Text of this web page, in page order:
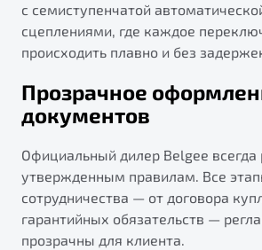
с семиступенчатой
сцеплениями, где каждое
происходить плавно и без
Прозрачное
документов
Официальный дилер Belgee всегда
утвержденным правилам. Все
сотрудничества — от договора
гарантийных обязательств —
прозрачны для клиента.